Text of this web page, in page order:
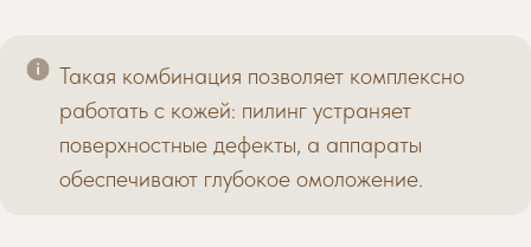
Такая комбинация позволяет комплексно
работать с кожей: пилинг устраняет
поверхностные дефекты, а аппараты
обеспечивают глубокое омоложение.